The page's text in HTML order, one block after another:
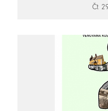
Čt